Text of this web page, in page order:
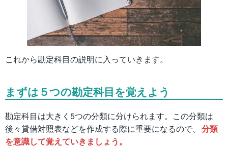
これから勘定科目の説明に入っていきます。
まずは５つの勘定科目を覚えよう
勘定科目は大きく5つの分類に分けられます。この分類は
後々貸借対照表などを作成する際に重要になるので、 分類
を意識して覚えていきましょう。